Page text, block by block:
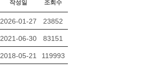
작성일 조회수
2026-01-27 23852
2021-06-30 83151
2018-05-21 119993